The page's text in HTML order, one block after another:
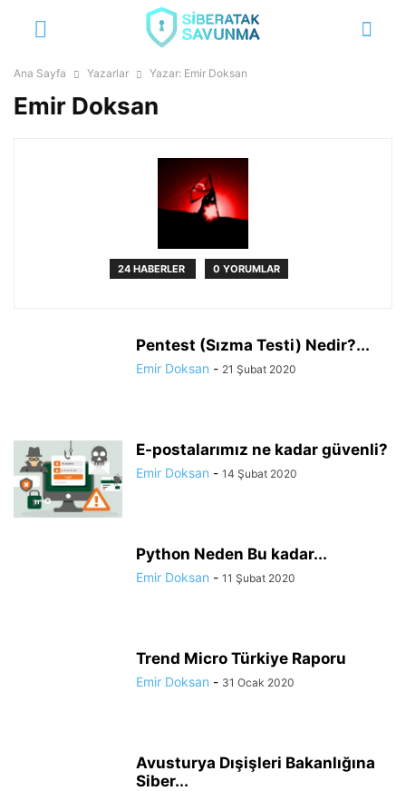
Ana Sayfa Yazarlar Yazar: Emir Doksan
Emir Doksan
24 HABERLER 0 YORUMLAR
Pentest (Sızma Testi) Nedir?...
Emir Doksan - 21 Şubat 2020
E-postalarımız ne kadar güvenli?
Emir Doksan - 14 Şubat 2020
Python Neden Bu kadar...
Emir Doksan - 11 Şubat 2020
Trend Micro Türkiye Raporu
Emir Doksan - 31 Ocak 2020
Avusturya Dışişleri Bakanlığına
Siber...